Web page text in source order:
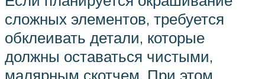
сложных элементов, требуется
обклеивать детали, которые
должны оставаться чистыми,
малярным скотчем. При этом